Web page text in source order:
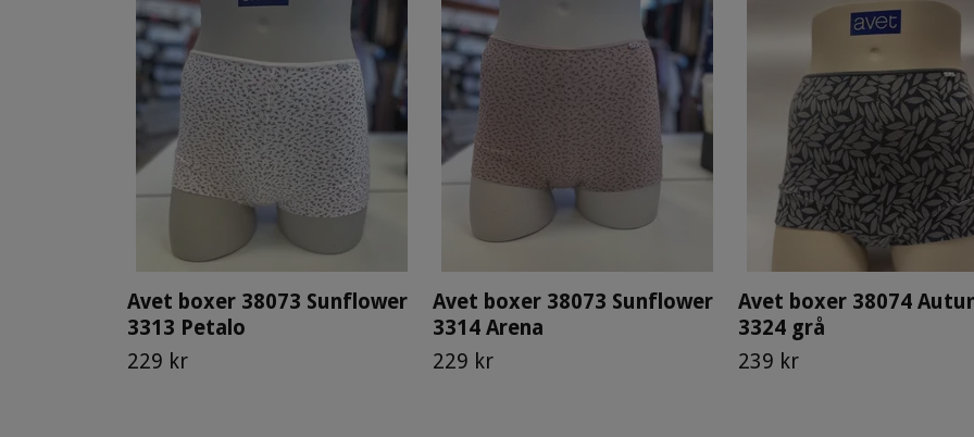
Avet boxer 38073 Sunflower
3313 Petalo
229 kr
Avet boxer 38073 Sunflower
3314 Arena
229 kr
Avet boxer 38074
3324 grå
239 kr